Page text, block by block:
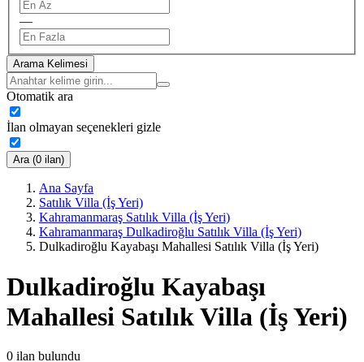
—
Arama Kelimesi
Otomatik ara
İlan olmayan seçenekleri gizle
Ara (0 ilan)
Ana Sayfa
Satılık Villa (İş Yeri)
Kahramanmaraş Satılık Villa (İş Yeri)
Kahramanmaraş Dulkadiroğlu Satılık Villa (İş Yeri)
Dulkadiroğlu Kayabaşı Mahallesi Satılık Villa (İş Yeri)
Dulkadiroğlu Kayabaşı
Mahallesi Satılık Villa (İş Yeri)
0 ilan bulundu